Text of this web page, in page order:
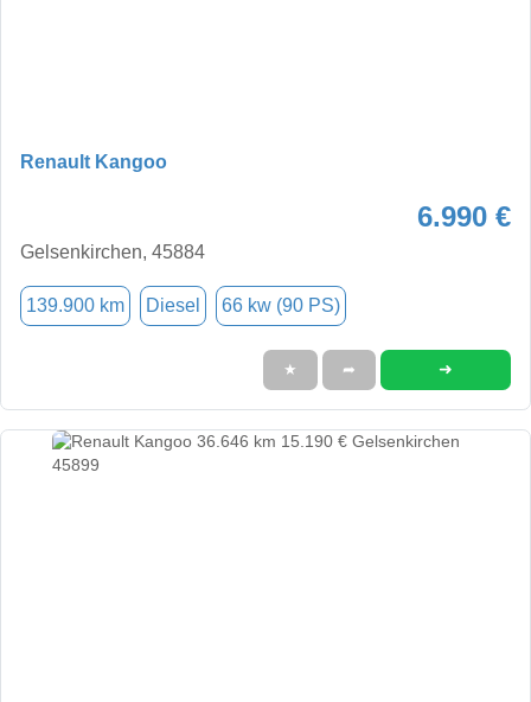
Renault Kangoo
6.990 €
Gelsenkirchen, 45884
139.900 km Diesel 66 kw (90 PS)
★ ➦ ➜